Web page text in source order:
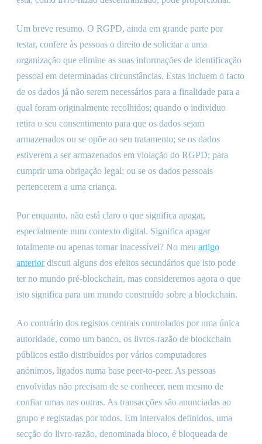
Um breve resumo. O RGPD, ainda em grande parte por
testar, confere às pessoas o direito de solicitar a uma
organização que elimine as suas informações de identificação
pessoal em determinadas circunstâncias. Estas incluem o facto
de os dados já não serem necessários para a finalidade para a
qual foram originalmente recolhidos; quando o indivíduo
retira o seu consentimento para que os dados sejam
armazenados ou se opõe ao seu tratamento; se os dados
estiverem a ser armazenados em violação do RGPD; para
cumprir uma obrigação legal; ou se os dados pessoais
pertencerem a uma criança.
Por enquanto, não está claro o que significa apagar,
especialmente num contexto digital. Significa apagar
totalmente ou apenas tornar inacessível? No meu artigo
anteriordiscuti alguns dos efeitos secundários que isto pode
ter no mundo pré-blockchain, mas consideremos agora o que
isto significa para um mundo construído sobre a blockchain.
Ao contrário dos registos centrais controlados por uma única
autoridade, como um banco, os livros-razão de blockchain
públicos estão distribuídos por vários computadores
anónimos, ligados numa base peer-to-peer. As pessoas
envolvidas não precisam de se conhecer, nem mesmo de
confiar umas nas outras. As transacções são anunciadas ao
grupo e registadas por todos. Em intervalos definidos, uma
secção do livro-razão, denominada bloco, é bloqueada de